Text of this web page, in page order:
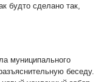
будто сделано так,
муниципального
беседу.